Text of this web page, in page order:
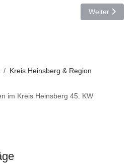
OP-System für Hüftgelenkersatz im
Nächster
Weiter
Kreis Heinsberg & Region
im Kreis Heinsberg 45. KW